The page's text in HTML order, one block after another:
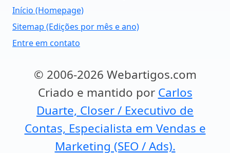
Início (Homepage)
Sitemap (Edições por mês e ano)
Entre em contato
© 2006-2026 Webartigos.com
Criado e mantido por Carlos
Duarte, Closer / Executivo de
Contas, Especialista em Vendas e
Marketing (SEO / Ads).